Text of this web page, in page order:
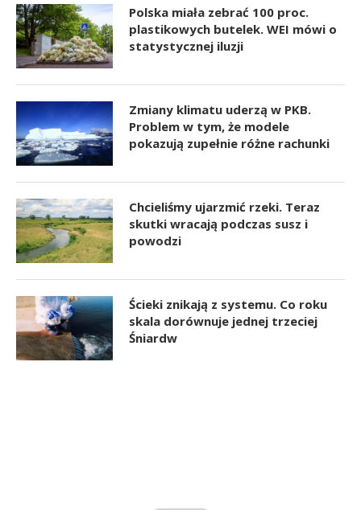
Polska miała zebrać 100 proc.
plastikowych butelek. WEI mówi o
statystycznej iluzji
Zmiany klimatu uderzą w PKB.
Problem w tym, że modele
pokazują zupełnie różne rachunki
Chcieliśmy ujarzmić rzeki. Teraz
skutki wracają podczas susz i
powodzi
Ścieki znikają z systemu. Co roku
skala dorównuje jednej trzeciej
Śniardw